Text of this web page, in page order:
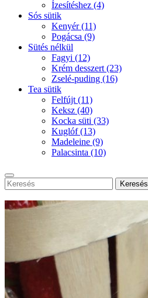
Ízesítéshez (4)
Sós sütik
Kenyér(11)
Pogácsa (9)
Sütés nélkül
Fagyi (12)
Krém desszert (23)
Zselé-puding (16)
Tea sütik
Felfújt (11)
Keksz (40)
Kocka süti (33)
Kuglóf(13)
Madeleine (9)
Palacsinta (10)
Keresés